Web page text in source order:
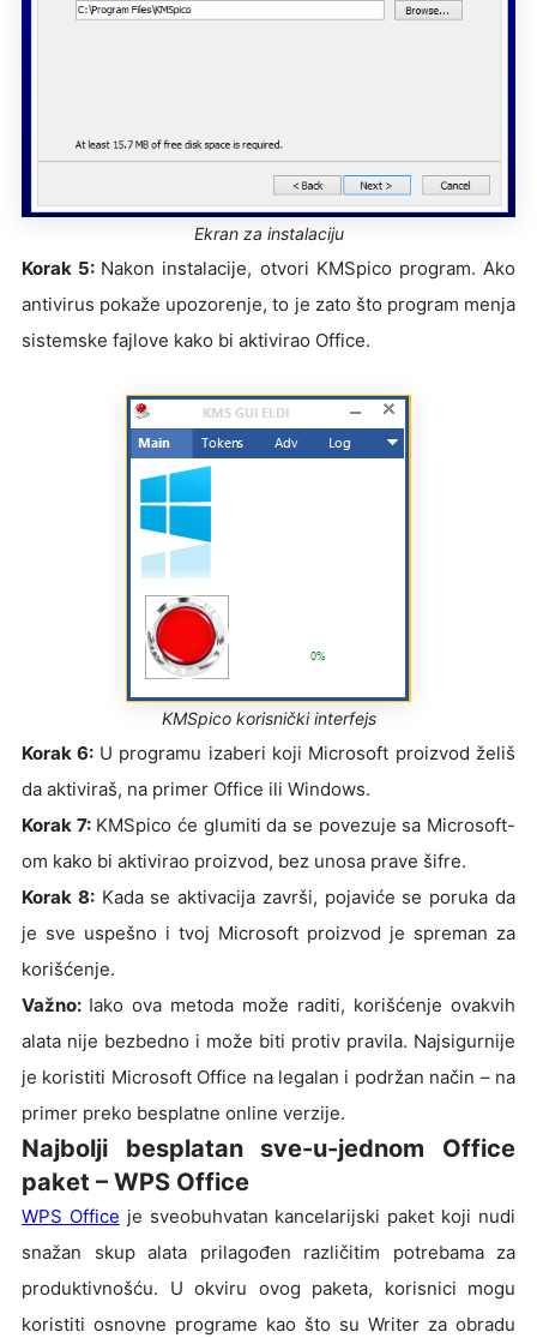
Ekran za instalaciju
Korak 5: Nakon instalacije, otvori KMSpico program. Ako
antivirus pokaže upozorenje, to je zato što program menja
sistemske fajlove kako bi aktivirao Office.
KMSpico korisnički interfejs
Korak 6: U programu izaberi koji Microsoft proizvod želiš
da aktiviraš, na primer Office ili Windows.
Korak 7:KMSpico će glumiti da se povezuje sa Microsoft-
om kako bi aktivirao proizvod, bez unosa prave šifre.
Korak 8:Kada se aktivacija završi, pojaviće se poruka da
je sve uspešno i tvoj Microsoft proizvod je spreman za
korišćenje.
Važno: Iako ova metoda može raditi, korišćenje ovakvih
alata nije bezbedno i može biti protiv pravila. Najsigurnije
je koristiti Microsoft Office na legalan i podržan način – na
primer preko besplatne online verzije.
Najbolji besplatan sve-u-jednom Office
paket – WPS Office
WPS Office je sveobuhvatan kancelarijski paket koji nudi
snažan skup alata prilagođen različitim potrebama za
produktivnošću. U okviru ovog paketa, korisnici mogu
koristiti osnovne programe kao što su Writer za obradu